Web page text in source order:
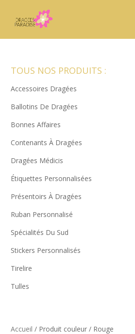
Accueil / Produit couleur / Rouge
TOUS NOS PRODUITS :
Accessoires Dragées
Ballotins De Dragées
Bonnes Affaires
Contenants À Dragées
Dragées Médicis
Étiquettes Personnalisées
Présentoirs À Dragées
Ruban Personnalisé
Spécialités Du Sud
Stickers Personnalisés
Tirelire
Tulles